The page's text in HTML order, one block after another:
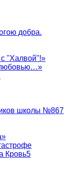
добра.
"Халвой"!»
любовью…»
школы №867
Кровь5